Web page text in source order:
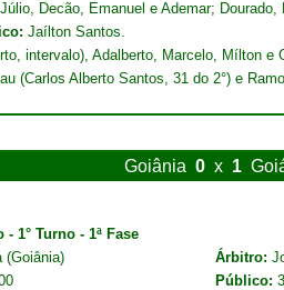
Júlio, Decão, Emanuel e Ademar;
Jaílton Santos.
intervalo), Adalberto, Marcelo, Mílton e
(Carlos Alberto Santos, 31 do 2°) e
Goiânia 0 x 1
1° Turno - 1ª Fase
(Goiânia) Árbitro:
Público: